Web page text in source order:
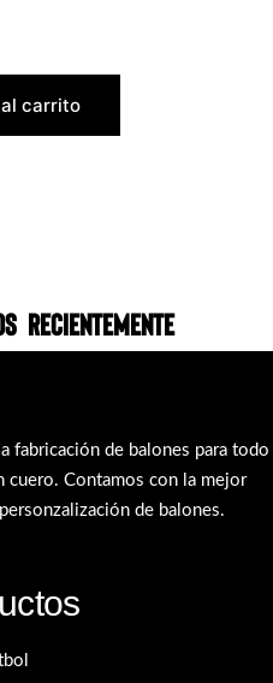
carrito
recientemente
fabricación de balones para todo
Contamos con la mejor
de balones.